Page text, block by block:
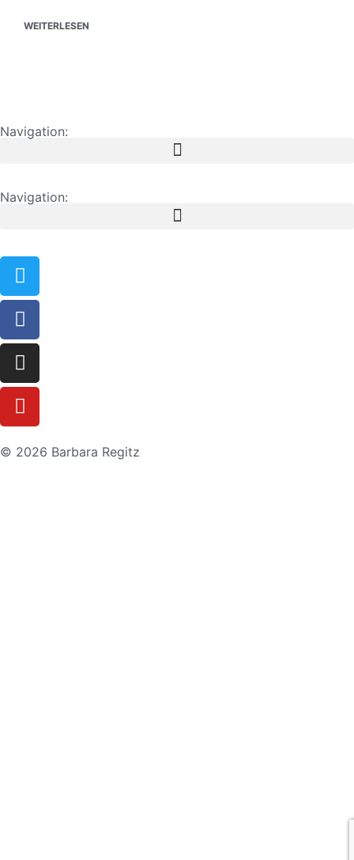
WEITERLESEN
Navigation:
Navigation:
© 2026 Barbara Regitz